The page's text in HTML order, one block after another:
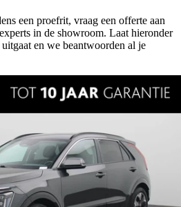
een proefrit, vraag een offerte aan
in de showroom. Laat hieronder
en we beantwoorden al je